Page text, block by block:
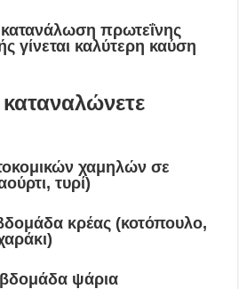
κατανάλωση πρωτεΐνης
γίνεται καλύτερη καύση
χαμηλών σε
τυρί)
κρέας (κοτόπουλο,
ψάρια